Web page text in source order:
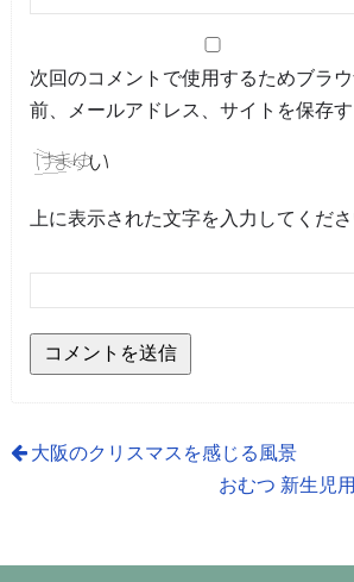
次回のコメントで使用するためブラ
前、メールアドレス、サイトを保存す
上に表示された文字を入力してくださ
大阪のクリスマスを感じる風景
おむつ 新生児